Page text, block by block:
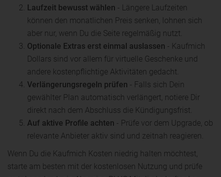
Laufzeit bewusst wählen - Längere Laufzeiten
können den monatlichen Preis senken, lohnen sich
aber nur, wenn Du die Seite regelmäßig nutzt.
Optionale Extras erst einmal auslassen - Kaufmich
Dollars sind vor allem für virtuelle Geschenke und
andere kostenpflichtige Aktivitäten gedacht.
Verlängerungsregeln prüfen - Falls sich Dein
gewählter Plan automatisch verlängert, notiere Dir
direkt nach dem Abschluss die Kündigungsfrist.
Auf aktive Profile achten - Prüfe vor dem Upgrade, ob
relevante Anbieter aktiv sind und zeitnah reagieren.
Wenn Du die Kaufmich Kosten niedrig halten möchtest,
starte am besten mit der kostenlosen Nutzung und prüfe